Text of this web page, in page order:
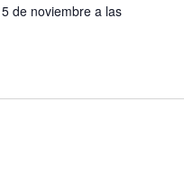
de noviembre a las